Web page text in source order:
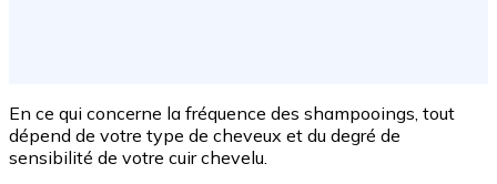
En ce qui concerne la fréquence des shampooings, tout
dépend de votre type de cheveux et du degré de
sensibilité de votre cuir chevelu.